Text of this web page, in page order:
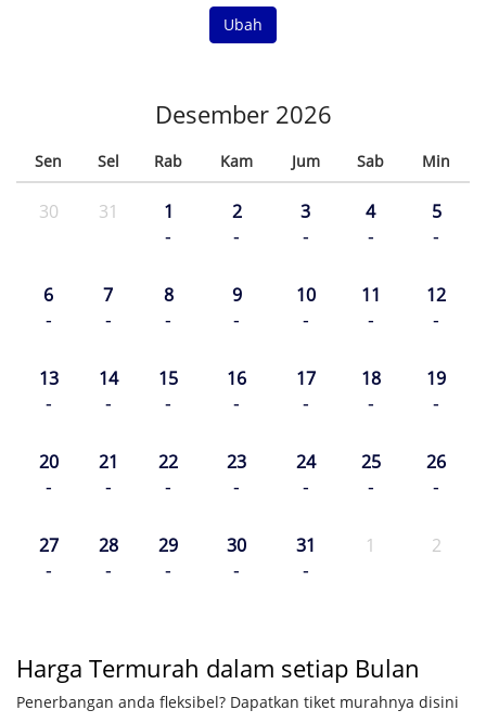
Ubah
Desember 2026
Sen Sel Rab Kam Jum Sab Min
30 31 1
-
2
-
3
-
4
-
5
-
6
-
7
-
8
-
9
-
10
-
11
-
12
-
13
-
14
-
15
-
16
-
17
-
18
-
19
-
20
-
21
-
22
-
23
-
24
-
25
-
26
-
27
-
28
-
29
-
30
-
31
-
1 2
Harga Termurah dalam setiap Bulan
Penerbangan anda fleksibel? Dapatkan tiket murahnya disini